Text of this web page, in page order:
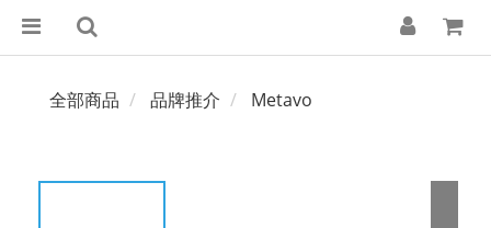
全部商品 品牌推介 Metavo